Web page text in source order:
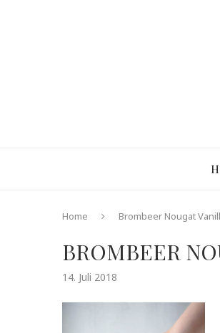
Home Brombeer Nougat
BROMBEER
14. Juli 2018